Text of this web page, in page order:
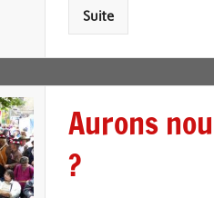
Suite
Aurons
?